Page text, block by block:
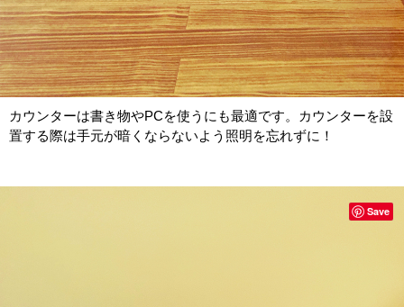
カウンターは書き物やPCを使うにも最適です。カウンターを設
置する際は手元が暗くならないよう照明を忘れずに！
Save